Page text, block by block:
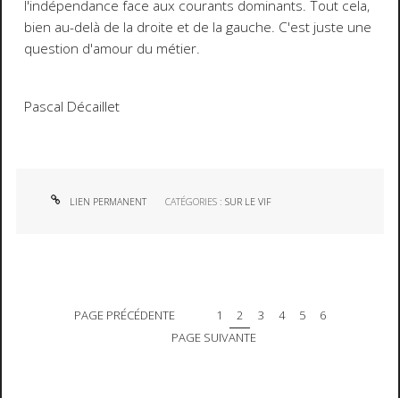
l'indépendance face aux courants dominants. Tout cela,
bien au-delà de la droite et de la gauche. C'est juste une
question d'amour du métier.
Pascal Décaillet
LIEN PERMANENT CATÉGORIES :SUR LE VIF
PAGE PRÉCÉDENTE 1 2 3 4 5
6
PAGE SUIVANTE